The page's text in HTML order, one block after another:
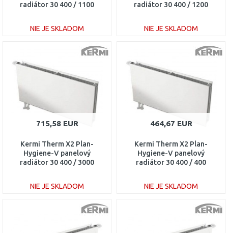
radiátor 30 400 / 1100
NIE JE SKLADOM
DO KOŠÍKA
Porovnať
radiátor 30 400 / 1200
NIE JE SKLADOM
DO KOŠÍKA
Porovnať
715,58 EUR
Kermi Therm X2 Plan-
Hygiene-V panelový
radiátor 30 400 / 3000
NIE JE SKLADOM
DO KOŠÍKA
464,67 EUR
Kermi Therm X2 Plan-
Hygiene-V panelový
radiátor 30 400 / 400
NIE JE SKLADOM
DO KOŠÍKA